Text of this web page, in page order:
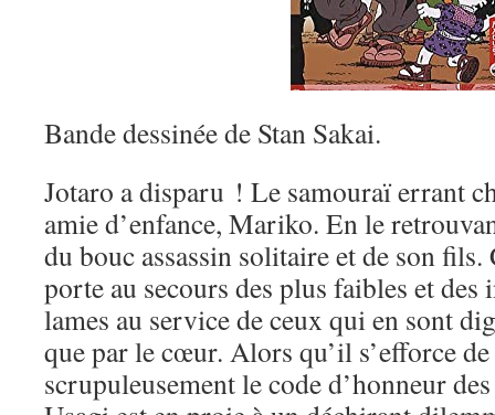
Bande dessinée de Stan Sakai.
Jotaro a disparu ! Le samouraï errant
amie d’enfance, Mariko. En le
du bouc assassin solitaire et de son
porte au secours des plus faibles et des
lames au service de ceux qui en sont
que par le cœur. Alors qu’il s’efforce
scrupuleusement le code d’honneur